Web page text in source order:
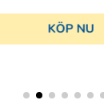
KÖP NU